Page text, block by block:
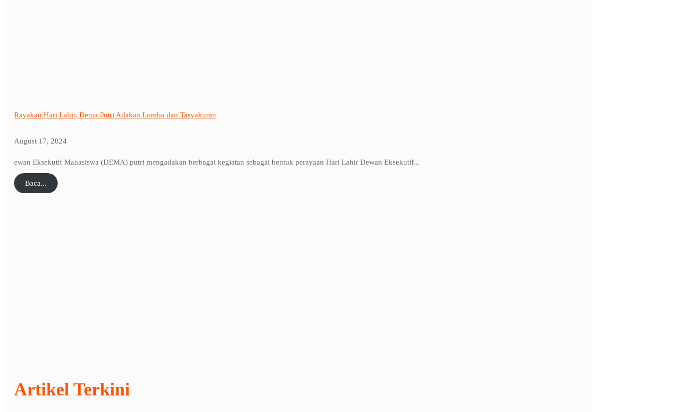
Rayakan Hari Lahir, Dema Putri Adakan Lomba dan Tasyakuran
August 17, 2024
ewan Eksekutif Mahasiswa (DEMA) putri mengadakan berbagai kegiatan sebagai bentuk perayaan Hari Lahir Dewan Eksekutif...
Baca...
Artikel Terkini